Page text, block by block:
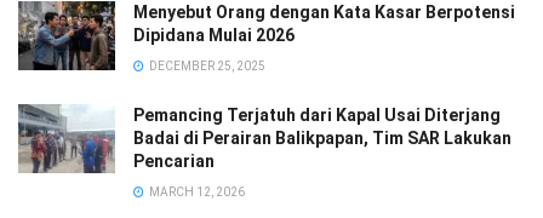
Menyebut Orang dengan Kata Kasar Berpotensi
Dipidana Mulai 2026
DECEMBER 25, 2025
Pemancing Terjatuh dari Kapal Usai Diterjang
Badai di Perairan Balikpapan, Tim SAR Lakukan
Pencarian
MARCH 12, 2026